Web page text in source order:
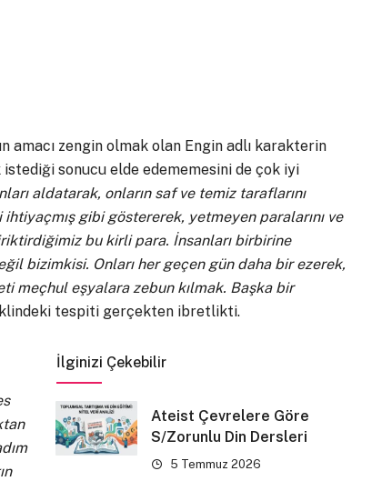
amacı zengin olmak olan Engin adlı karakterin
sonucu elde edememesini de çok iyi
aldatarak, onların saf ve temiz taraflarını
gibi göstererek, yetmeyen paralarını ve
bu kirli para. İnsanları birbirine
bizimkisi. Onları her geçen gün daha bir ezerek,
meçhul eşyalara zebun kılmak. Başka bir
tespiti gerçekten ibretlikti.
İlginizi Çekebilir
Ateist Çevrelere Göre
S/Zorunlu Din Dersleri
5 Temmuz 2026